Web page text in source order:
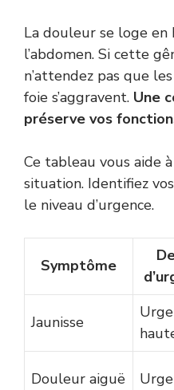
La douleur se loge
l’abdomen. Si cette
n’attendez pas que
foie s’aggravent. Une
préserve vos
Ce tableau vous aide
situation. Identifiez
le niveau d’urgence.
Symptôme
Jaunisse
Douleur aiguë